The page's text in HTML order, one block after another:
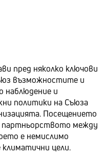
пред няколко ключови
възможностите и
наблюдение и
политики на Съюза
Посещението
между
е немислимо
цели.